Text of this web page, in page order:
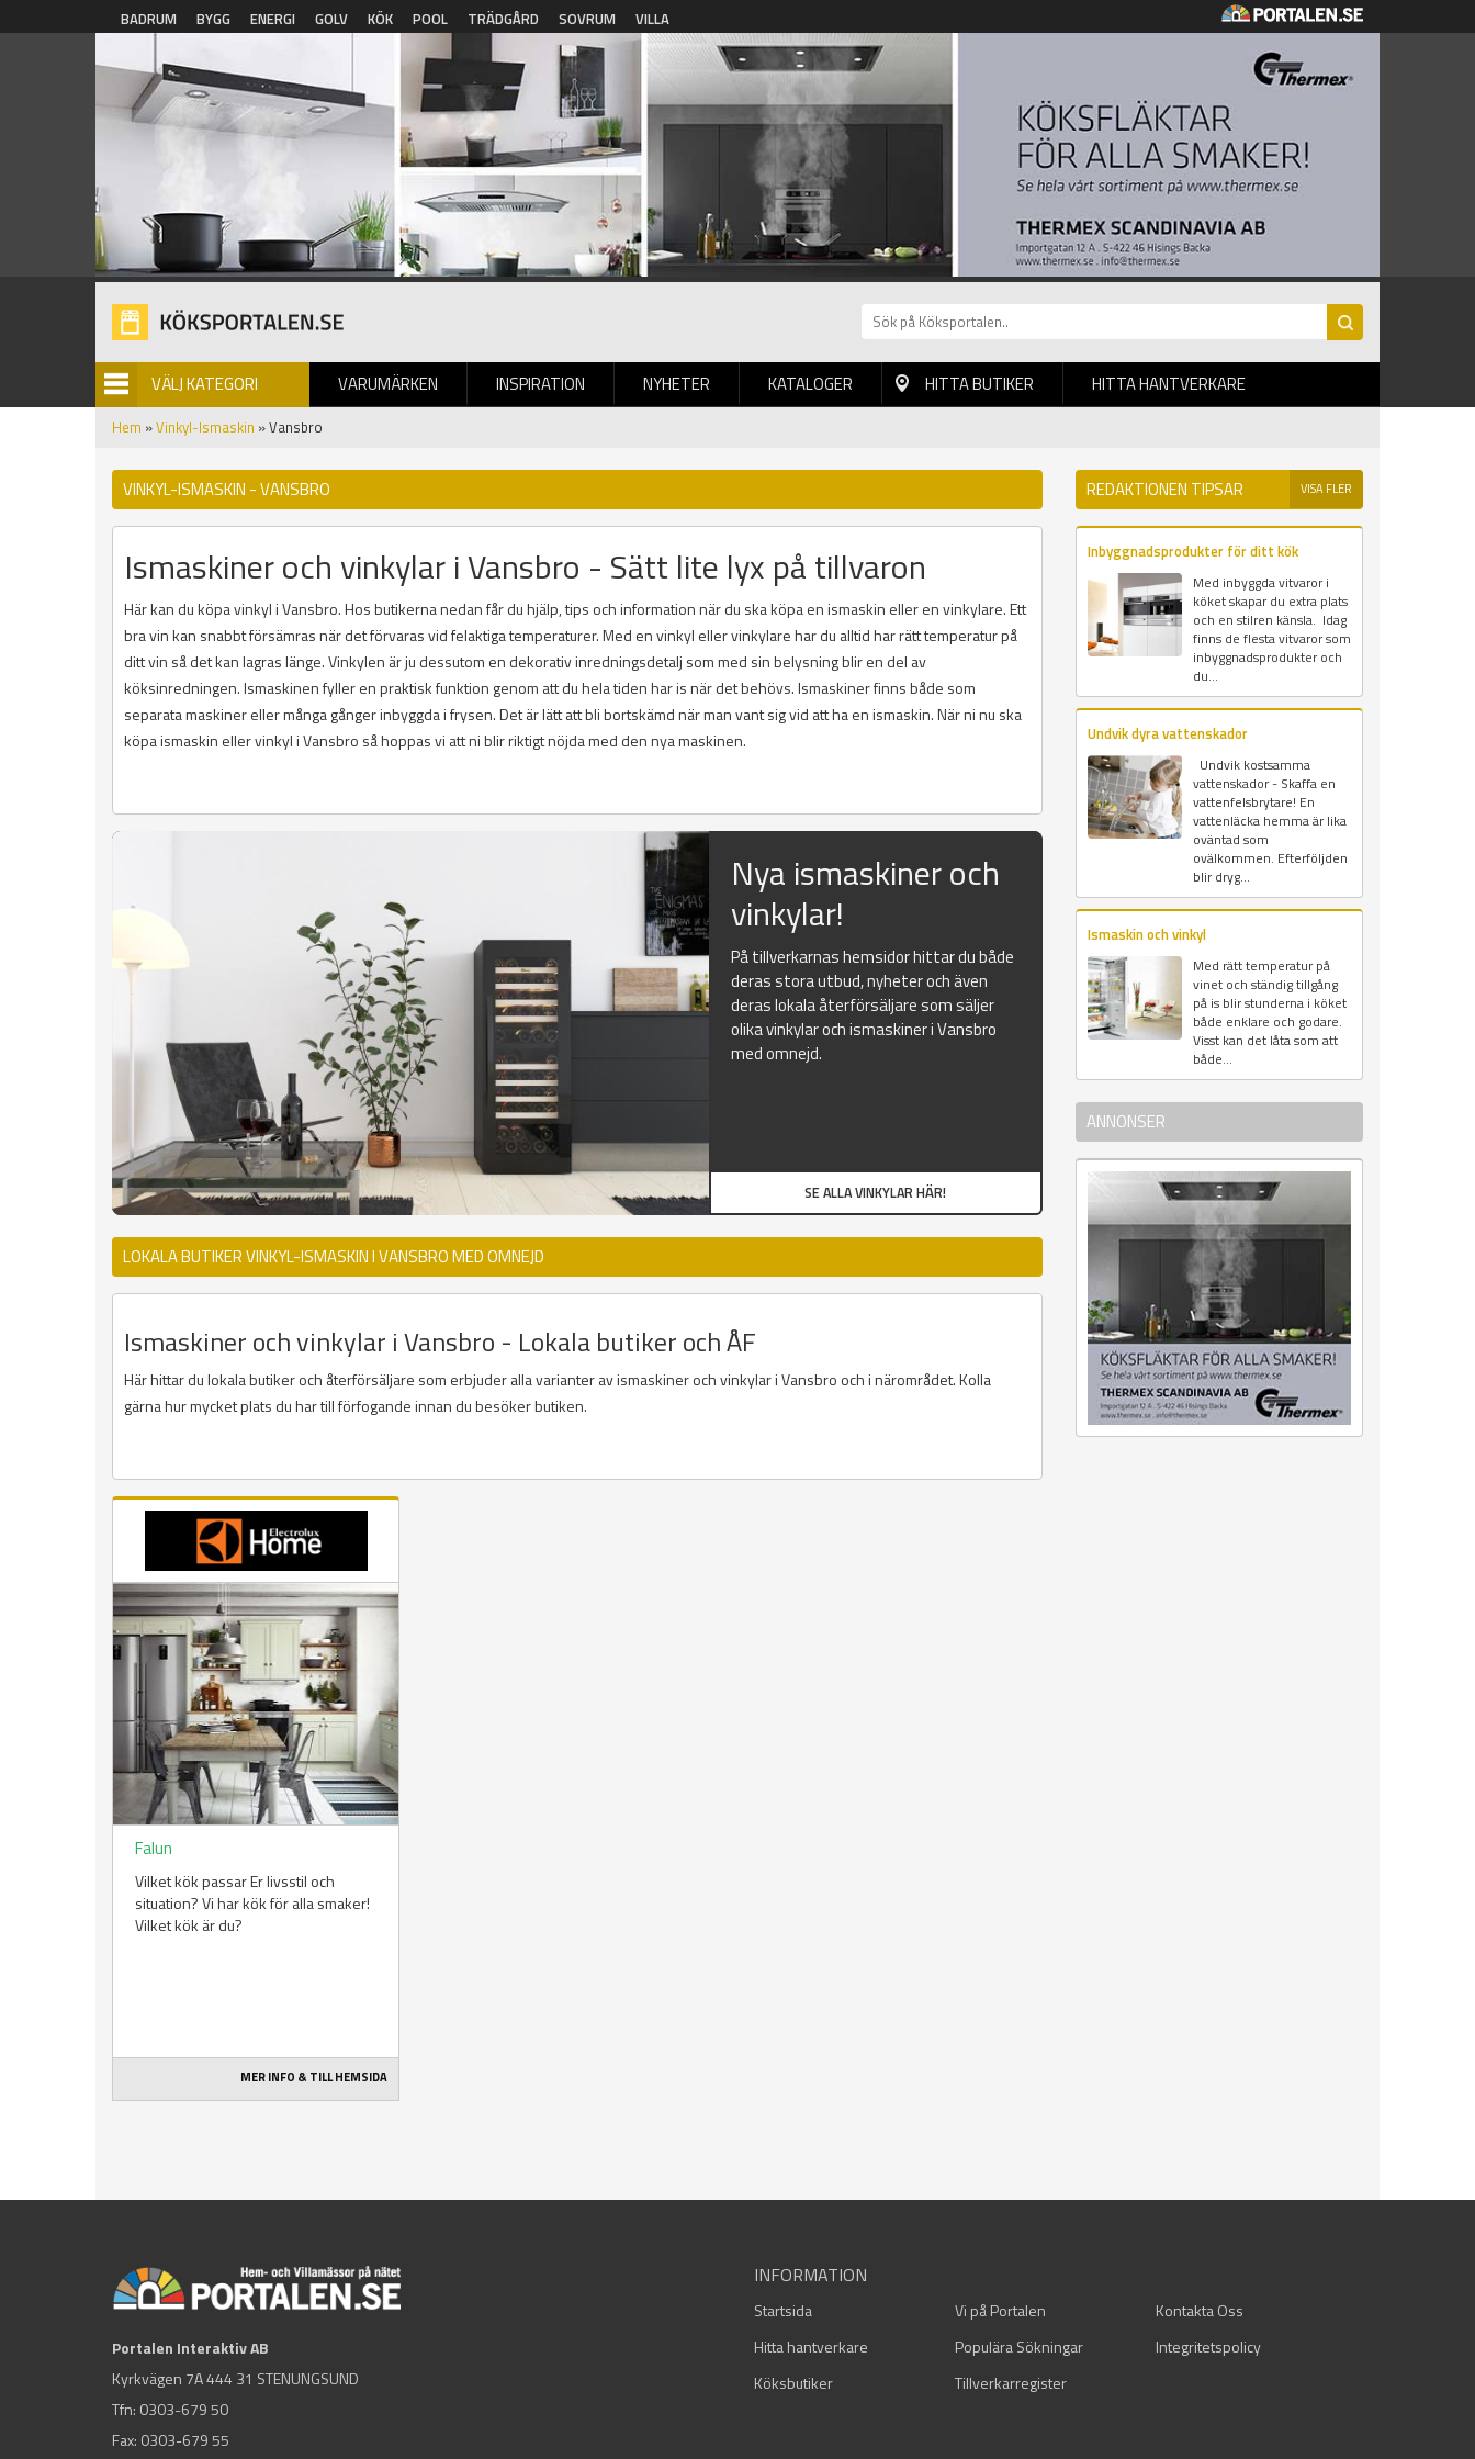
Hoppa till huvudinnehåll
BADRUM BYGG ENERGI GOLV KÖK POOL TRÄDGÅRD SOVRUM VILLA
VÄLJ KATEGORI VARUMÄRKEN INSPIRATION NYHETER
BILDGALLERI KATALOGER HITTA BUTIKER HITTA HANTVERKARE
Hem »Vinkyl-Ismaskin » Vansbro
VINKYL-ISMASKIN - VANSBRO
Ismaskiner och vinkylar i Vansbro - Sätt lite lyx på tillvaron
Här kan du köpa vinkyl i Vansbro. Hos butikerna nedan får du hjälp, tips och information när du ska köpa en ismaskin eller en vinkylare. Ett
bra vin kan snabbt försämras när det förvaras vid felaktiga temperaturer. Med en vinkyl eller vinkylare har du alltid har rätt temperatur på
ditt vin så det kan lagras länge. Vinkylen är ju dessutom en dekorativ inredningsdetalj som med sin belysning blir en del av
köksinredningen. Ismaskinen fyller en praktisk funktion genom att du hela tiden har is när det behövs. Ismaskiner finns både som
separata maskiner eller många gånger inbyggda i frysen. Det är lätt att bli bortskämd när man vant sig vid att ha en ismaskin. När ni nu ska
köpa ismaskin eller vinkyl i Vansbro så hoppas vi att ni blir riktigt nöjda med den nya maskinen.
Nya ismaskiner och
vinkylar!
På tillverkarnas hemsidor hittar du både
deras stora utbud, nyheter och även
deras lokala återförsäljare som säljer
olika vinkylar och ismaskiner i Vansbro
med omnejd.
SE ALLA VINKYLAR HÄR!
LOKALA BUTIKER VINKYL-ISMASKIN I VANSBRO MED OMNEJD
Ismaskiner och vinkylar i Vansbro - Lokala butiker och ÅF
Här hittar du lokala butiker och återförsäljare som erbjuder alla varianter av ismaskiner och vinkylar i Vansbro och i närområdet. Kolla
gärna hur mycket plats du har till förfogande innan du besöker butiken.
Falun
Vilket kök passar Er livsstil och
situation? Vi har kök för alla smaker!
Vilket kök är du?
MER INFO & TILL HEMSIDA
REDAKTIONEN TIPSAR VISA FLER
Inbyggnadsprodukter för ditt kök
Med inbyggda vitvaror i
köket skapar du extra plats
och en stilren känsla. Idag
finns de flesta vitvaror som
inbyggnadsprodukter och
du...
Undvik dyra vattenskador
Undvik kostsamma
vattenskador - Skaffa en
vattenfelsbrytare! En
vattenläcka hemma är lika
oväntad som
ovälkommen. Efterföljden
blir dryg...
Ismaskin och vinkyl
Med rätt temperatur på
vinet och ständig tillgång
på is blir stunderna i köket
både enklare och godare.
Visst kan det låta som att
både...
ANNONSER
Portalen Interaktiv AB
Kyrkvägen 7A 444 31 STENUNGSUND
Tfn: 0303-679 50
Fax: 0303-679 55
INFORMATION
Startsida Vi på Portalen
Kontakta Oss
Hitta hantverkare
Populära Sökningar
Integritetspolicy
Köksbutiker
Tillverkarregister